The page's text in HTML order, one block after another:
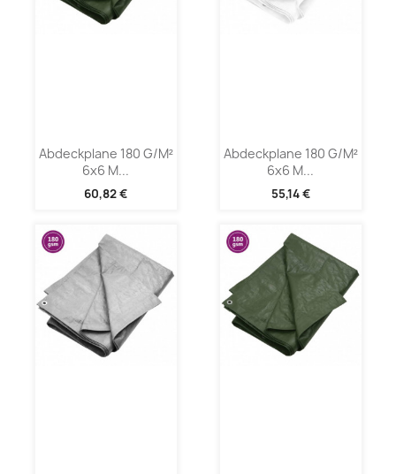
Abdeckplane 180 G/m²
6x6 M...
60,82 €
Abdeckplane 180 G/m²
6x6 M...
55,14 €